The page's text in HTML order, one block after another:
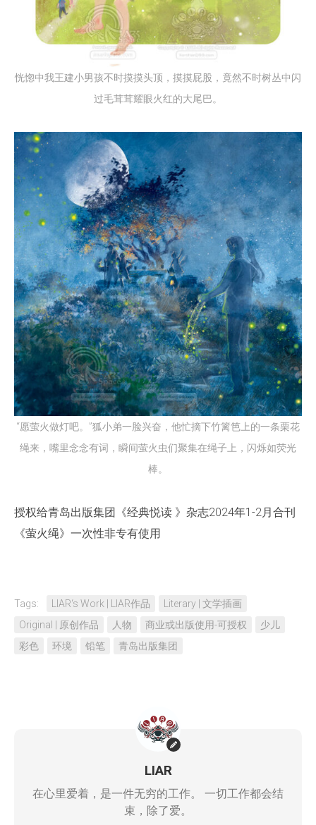
恍惚中我王建小男孩不时摸摸头顶，摸摸屁股，竟然不时树丛中闪
过毛茸茸耀眼火红的大尾巴。
“愿萤火做灯吧。”狐小弟一脸兴奋，他忙摘下竹篱笆上的一条栗花
绳来，嘴里念念有词，瞬间萤火虫们聚集在绳子上，闪烁如荧光
棒。
授权给青岛出版集团《经典悦读 》杂志2024年1-2月合刊
《萤火绳》一次性非专有使用
Tags: LIAR‘s Work | LIAR作品
Literary | 文学插画
Original | 原创作品
人物 商业或出版使用-可授权
少儿
彩色
环境 铅笔 青岛出版集团
LIAR
在心里爱着，是一件无穷的工作。 一切工作都会结
束，除了爱。